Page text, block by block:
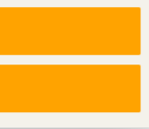
samt